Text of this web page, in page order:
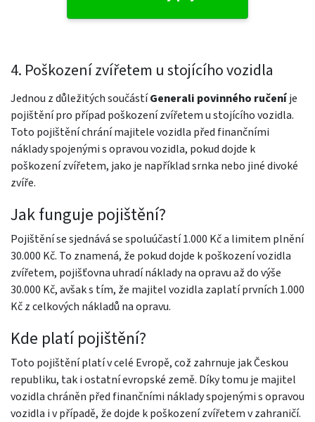
4. Poškození zvířetem u stojícího vozidla
Jednou z důležitých součástíGenerali povinného ručeníje
pojištění pro případ poškození zvířetem u stojícího vozidla.
Toto pojištění chrání majitele vozidla před finančními
náklady spojenými s opravou vozidla, pokud dojde k
poškození zvířetem, jako je například srnka nebo jiné divoké
zvíře.
Jak funguje pojištění?
Pojištění se sjednává se spoluúčastí 1.000 Kč a limitem plnění
30.000 Kč. To znamená, že pokud dojde k poškození vozidla
zvířetem, pojišťovna uhradí náklady na opravu až do výše
30.000 Kč, avšak s tím, že majitel vozidla zaplatí prvních 1.000
Kč z celkových nákladů na opravu.
Kde platí pojištění?
Toto pojištění platí v celé Evropě, což zahrnuje jak Českou
republiku, tak i ostatní evropské země. Díky tomu je majitel
vozidla chráněn před finančními náklady spojenými s opravou
vozidla i v případě, že dojde k poškození zvířetem v zahraničí.